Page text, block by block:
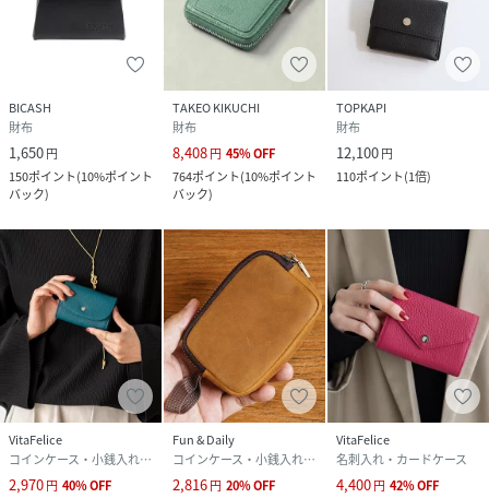
BICASH
財布
1,650円
150ポイント(10%ポイント
バック)
TAKEO KIKUCHI
財布
8,408円 45%OFF
764ポイント(10%ポイント
バック)
TOPKAPI
財布
12,100円
110ポイント(1倍)
VitaFelice
コインケース・小銭入れ・札入れ
2,970円 40%OFF
Fun & Daily
コインケース・小銭入れ・札入れ
2,816円 20%OFF
VitaFelice
名刺入れ・カードケース
4,400円 42%OFF